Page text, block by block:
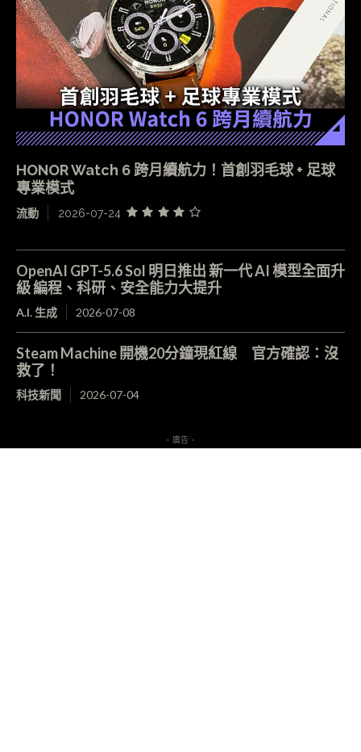
HONOR Watch 6 跨月續航力！首創羽毛球 + 足球
專業模式
流動 2026-07-24
OpenAI GPT-5.6 Sol 明日推出 新一代 AI 模型全面升
級 編程、科研、安全能力大提升
A.I. 生成 2026-07-08
Steam Machine 開機20分鐘現紅線 官方確認：沒
救了！
科技新聞 2026-07-04
- 廣告 -